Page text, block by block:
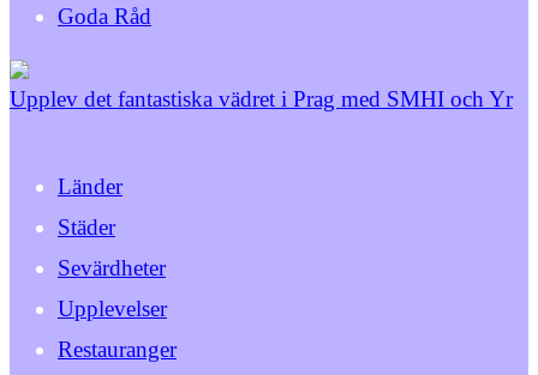
Goda Råd
Upplev det fantastiska vädret i Prag med SMHI och Yr
Länder
Städer
Sevärdheter
Upplevelser
Restauranger